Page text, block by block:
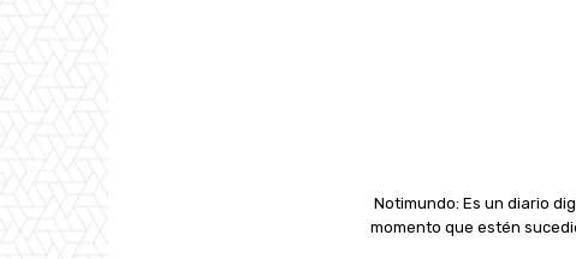
Notimundo: Es un diario
momento que estén